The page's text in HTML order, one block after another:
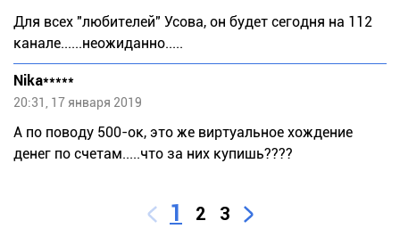
Для всех "любителей" Усова, он будет сегодня на 112
канале......неожиданно.....
Nika*****
20:31, 17 января 2019
А по поводу 500-ок, это же виртуальное хождение
денег по счетам.....что за них купишь????
1 2 3